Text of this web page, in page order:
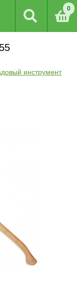
0
инструмент